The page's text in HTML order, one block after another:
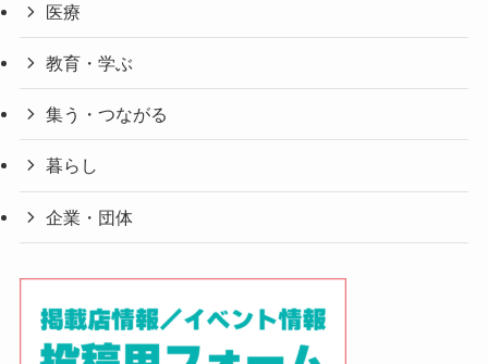
医療
教育・学ぶ
集う・つながる
暮らし
企業・団体